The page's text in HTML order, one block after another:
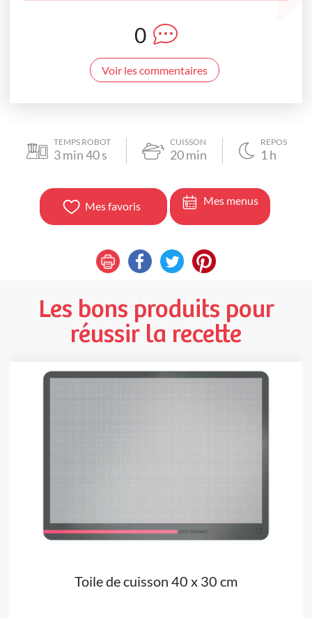
0
Voir les commentaires
TEMPS ROBOT
3min40s
CUISSON
20min
REPOS
1 h
Mes favoris Mes menus
Les bons produits pour
réussir la recette
Toile de cuisson 40 x 30 cm